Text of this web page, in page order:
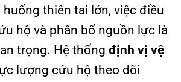
thiên tai lớn, việc điều
hộ và phân bổ nguồn lực là
trọng. Hệ thống định vị vệ
lượng cứu hộ theo dõi